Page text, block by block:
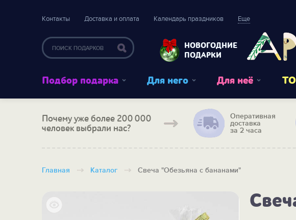
Контакты Доставка и оплата Календарь праздников Еще
НОВОГОДНИЕ
ПОДАРКИ
Подбор подарка Для него Для неё
Почему уже более 200 000
человек выбрали нас?
Оперативная
доставка
за 2 часа
Главная Каталог Свеча "Обезьяна с бананами"